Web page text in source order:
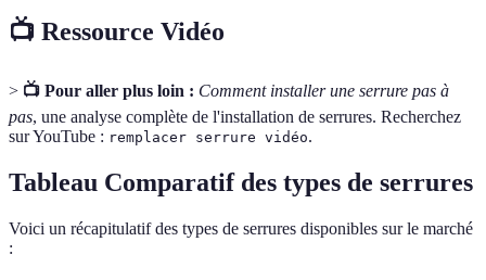
📺 Ressource Vidéo
> 📺 Pour aller plus loin : Comment installer une serrure pas à
pas, une analyse complète de l'installation de serrures. Recherchez
sur YouTube : remplacer serrure vidéo.
Tableau Comparatif des types de serrures
Voici un récapitulatif des types de serrures disponibles sur le marché
: